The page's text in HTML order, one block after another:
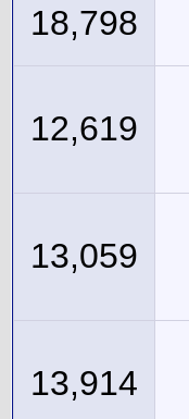
18,798
12,619
13,059
13,914